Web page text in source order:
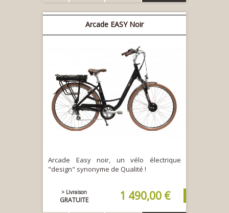
Arcade EASY Noir
Arcade Easy noir, un vélo électrique
"design" synonyme de Qualité !
> Livraison
GRATUITE 1 490,00 €